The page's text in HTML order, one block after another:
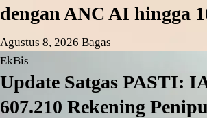
dengan ANC AI hingga
Agustus 8, 2026 Bagas
EkBis
Update Satgas PASTI:
607.210 Rekening